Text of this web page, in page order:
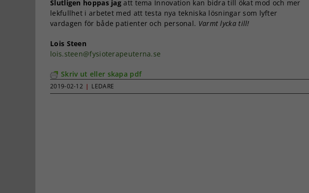
Slutligen hoppas jag att tema Innovation kan bidra till ökat mod och mer
lekfullhet i arbetet med att testa nya tekniska lösningar som lyfter
vardagen för både patienter och personal. Varmt lycka till!
Lois Steen
lois.steen@fysioterapeuterna.se
Skriv ut eller skapa pdf
2019-02-12 | LEDARE